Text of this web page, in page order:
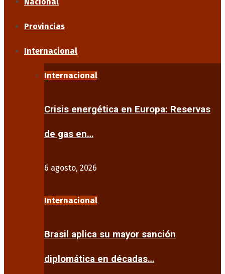
Provincias
Internacional
Internacional
Crisis energética en Europa: Reservas
de gas en…
6 agosto, 2026
Internacional
Brasil aplica su mayor sanción
diplomática en décadas…